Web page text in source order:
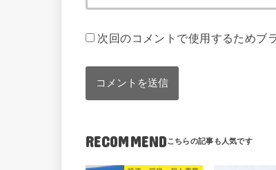
次回のコメントで使用するためブ
RECOMMEND